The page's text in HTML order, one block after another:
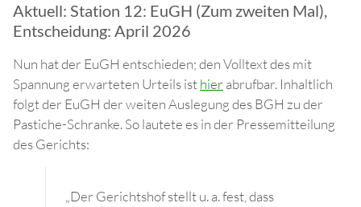
Aktuell: Station 12: EuGH (Zum zweiten Mal),
Entscheidung: April 2026
Nun hat der EuGH entschieden; den Volltext des mit
Spannung erwarteten Urteils isthierabrufbar. Inhaltlich
folgt der EuGH der weiten Auslegung des BGH zu der
Pastiche-Schranke. So lautete es in der Pressemitteilung
des Gerichts:
„Der Gerichtshof stellt u. a. fest, dass